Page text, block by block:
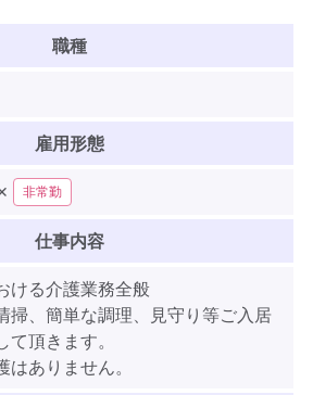
職種
雇用形態
非常勤
仕事内容
ける介護業務全般
掃、簡単な調理、見守り等ご入居
頂きます。
ありません。